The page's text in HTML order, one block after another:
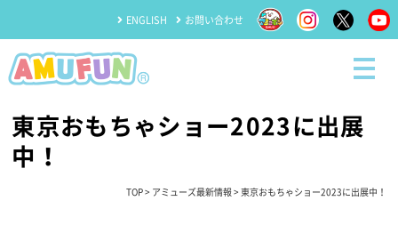
ENGLISH お問い合わせ
東京おもちゃショー2023に出展
中！
TOP> アミューズ最新情報> 東京おもちゃショー2023に出展中！